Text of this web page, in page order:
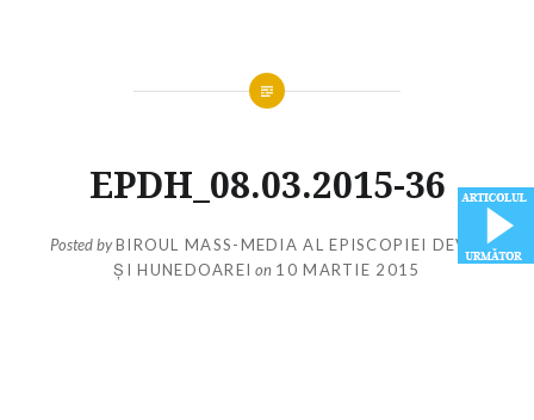
EPDH_08.03.2015-36
Posted byBIROUL MASS-MEDIA AL EPISCOPIEI DEVEI
ȘI HUNEDOAREI on 10 MARTIE 2015